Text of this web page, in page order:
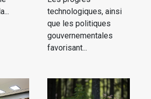
technologiques, ainsi
que les politiques
gouvernementales
favorisant...